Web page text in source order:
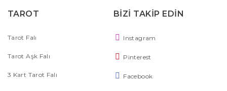
TAROT
Tarot Falı
Tarot Aşk Falı
3 Kart Tarot Falı
BİZİ TAKİP EDİN
Instagram
Pinterest
Facebook